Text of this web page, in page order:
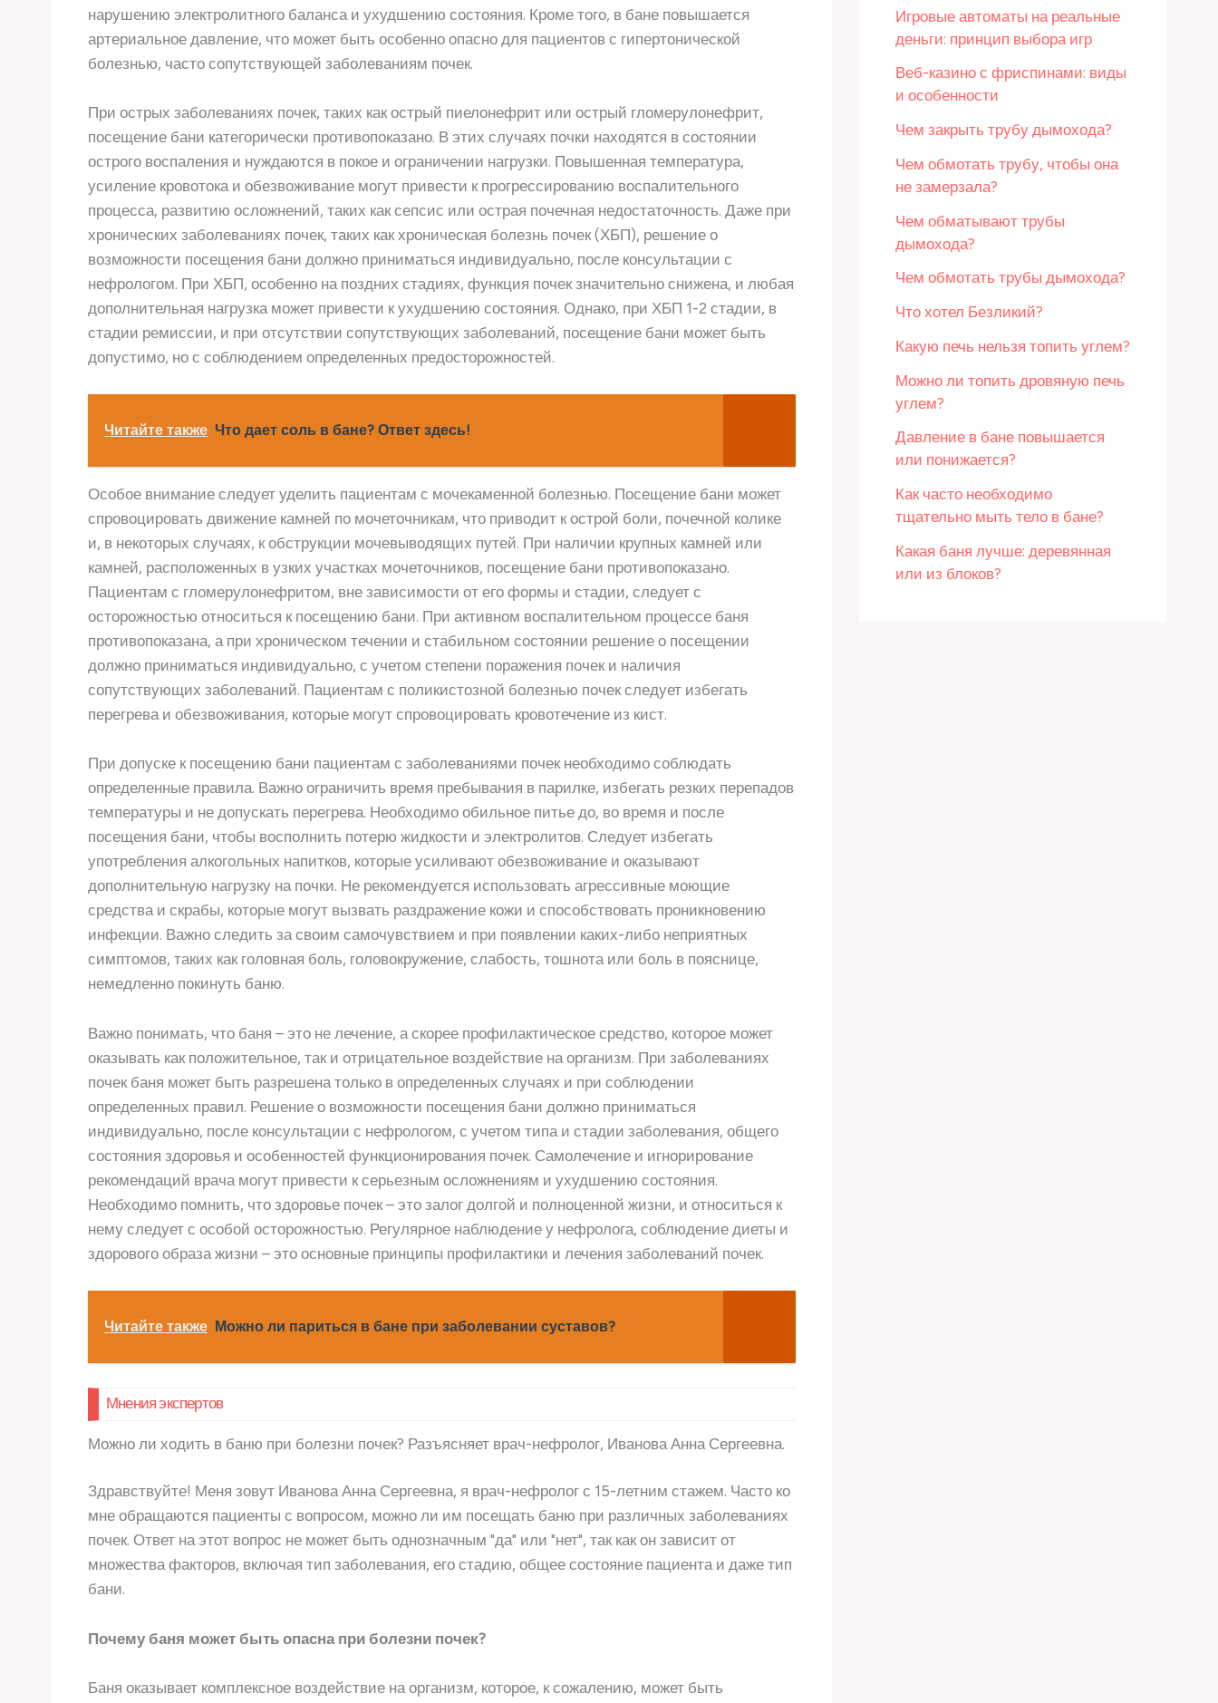
нарушению электролитного баланса и ухудшению состояния. Кроме того, в бане повышается
артериальное давление, что может быть особенно опасно для пациентов с гипертонической
болезнью, часто сопутствующей заболеваниям почек.
При острых заболеваниях почек, таких как острый пиелонефрит или острый гломерулонефрит,
посещение бани категорически противопоказано. В этих случаях почки находятся в состоянии
острого воспаления и нуждаются в покое и ограничении нагрузки. Повышенная температура,
усиление кровотока и обезвоживание могут привести к прогрессированию воспалительного
процесса, развитию осложнений, таких как сепсис или острая почечная недостаточность. Даже при
хронических заболеваниях почек, таких как хроническая болезнь почек (ХБП), решение о
возможности посещения бани должно приниматься индивидуально, после консультации с
нефрологом. При ХБП, особенно на поздних стадиях, функция почек значительно снижена, и любая
дополнительная нагрузка может привести к ухудшению состояния. Однако, при ХБП 1-2 стадии, в
стадии ремиссии, и при отсутствии сопутствующих заболеваний, посещение бани может быть
допустимо, но с соблюдением определенных предосторожностей.
Читайте также Что дает соль в бане? Ответ здесь!
Особое внимание следует уделить пациентам с мочекаменной болезнью. Посещение бани может
спровоцировать движение камней по мочеточникам, что приводит к острой боли, почечной колике
и, в некоторых случаях, к обструкции мочевыводящих путей. При наличии крупных камней или
камней, расположенных в узких участках мочеточников, посещение бани противопоказано.
Пациентам с гломерулонефритом, вне зависимости от его формы и стадии, следует с
осторожностью относиться к посещению бани. При активном воспалительном процессе баня
противопоказана, а при хроническом течении и стабильном состоянии решение о посещении
должно приниматься индивидуально, с учетом степени поражения почек и наличия
сопутствующих заболеваний. Пациентам с поликистозной болезнью почек следует избегать
перегрева и обезвоживания, которые могут спровоцировать кровотечение из кист.
При допуске к посещению бани пациентам с заболеваниями почек необходимо соблюдать
определенные правила. Важно ограничить время пребывания в парилке, избегать резких перепадов
температуры и не допускать перегрева. Необходимо обильное питье до, во время и после
посещения бани, чтобы восполнить потерю жидкости и электролитов. Следует избегать
употребления алкогольных напитков, которые усиливают обезвоживание и оказывают
дополнительную нагрузку на почки. Не рекомендуется использовать агрессивные моющие
средства и скрабы, которые могут вызвать раздражение кожи и способствовать проникновению
инфекции. Важно следить за своим самочувствием и при появлении каких-либо неприятных
симптомов, таких как головная боль, головокружение, слабость, тошнота или боль в пояснице,
немедленно покинуть баню.
Важно понимать, что баня – это не лечение, а скорее профилактическое средство, которое может
оказывать как положительное, так и отрицательное воздействие на организм. При заболеваниях
почек баня может быть разрешена только в определенных случаях и при соблюдении
определенных правил. Решение о возможности посещения бани должно приниматься
индивидуально, после консультации с нефрологом, с учетом типа и стадии заболевания, общего
состояния здоровья и особенностей функционирования почек. Самолечение и игнорирование
рекомендаций врача могут привести к серьезным осложнениям и ухудшению состояния.
Необходимо помнить, что здоровье почек – это залог долгой и полноценной жизни, и относиться к
нему следует с особой осторожностью. Регулярное наблюдение у нефролога, соблюдение диеты и
здорового образа жизни – это основные принципы профилактики и лечения заболеваний почек.
Читайте также Можно ли париться в бане при заболевании суставов?
Мнения экспертов
Можно ли ходить в баню при болезни почек? Разъясняет врач-нефролог, Иванова Анна Сергеевна.
Здравствуйте! Меня зовут Иванова Анна Сергеевна, я врач-нефролог с 15-летним стажем. Часто ко
мне обращаются пациенты с вопросом, можно ли им посещать баню при различных заболеваниях
почек. Ответ на этот вопрос не может быть однозначным "да" или "нет", так как он зависит от
множества факторов, включая тип заболевания, его стадию, общее состояние пациента и даже тип
бани.
Почему баня может быть опасна при болезни почек?
Баня оказывает комплексное воздействие на организм, которое, к сожалению, может быть
Игровые автоматы на реальные
деньги: принцип выбора игр
Веб-казино с фриспинами: виды
и особенности
Чем закрыть трубу дымохода?
Чем обмотать трубу, чтобы она
не замерзала?
Чем обматывают трубы
дымохода?
Чем обмотать трубы дымохода?
Что хотел Безликий?
Какую печь нельзя топить углем?
Можно ли топить дровяную печь
углем?
Давление в бане повышается
или понижается?
Как часто необходимо
тщательно мыть тело в бане?
Какая баня лучше: деревянная
или из блоков?